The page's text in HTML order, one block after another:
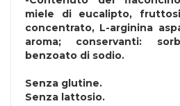
miele di eucalipto,
concentrato, L-arginina
aroma; conservanti:
benzoato di sodio.
Senza glutine.
Senza lattosio.